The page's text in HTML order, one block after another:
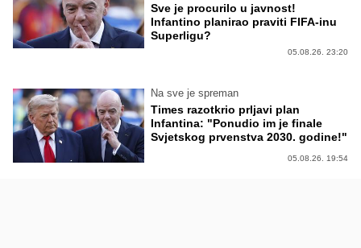
Sve je procurilo u javnost!
Infantino planirao praviti FIFA-inu
Superligu?
05.08.26. 23:20
Na sve je spreman
Times razotkrio prljavi plan
Infantina: "Ponudio im je finale
Svjetskog prvenstva 2030. godine!"
05.08.26. 19:54